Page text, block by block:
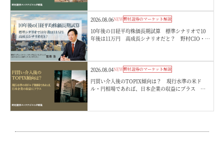
2026.08.06NEW野村證券のマーケット解説
10年後の日経平均株価長期試算 標準シナリオで10
年後は11万円 高成長シナリオだと？ 野村CIO・宮
2026.08.04NEW野村證券のマーケット解説
円買い介入後のTOPIX傾向は？ 現行水準の米ド
ル・円相場であれば、日本企業の収益にプラス 野